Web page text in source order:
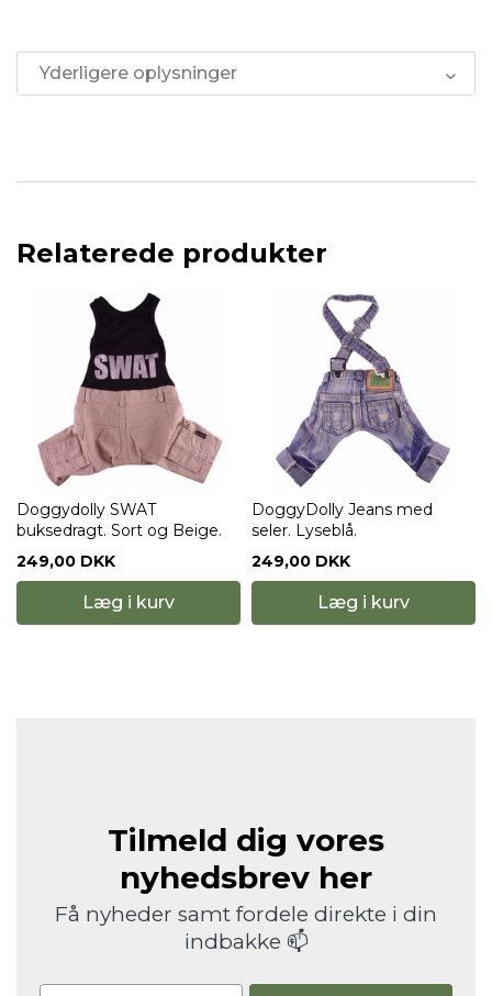
Yderligere oplysninger
Relaterede produkter
Doggydolly SWAT
buksedragt. Sort og Beige.
249,00 DKK
Læg i kurv
DoggyDolly Jeans med
seler. Lyseblå.
249,00 DKK
Læg i kurv
Tilmeld dig vores
nyhedsbrev her
Få nyheder samt fordele direkte i din
indbakke 📫